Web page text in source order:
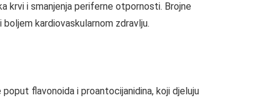
krvi i smanjenja periferne otpornosti. Brojne
kardiovaskularnom zdravlju.
flavonoida i proantocijanidina, koji djeluju